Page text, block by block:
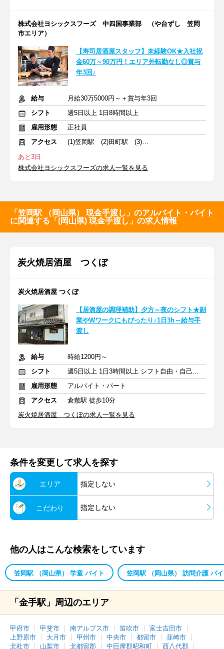
株式会社ヨシックスフーズ 中四国事業部 （や台ずし 笠岡
市エリア）
【寿司居酒屋スタッフ】未経験OK★入社祝
金60万～90万円！エリア外転勤なし◎賞与
年3回♪
給与
月給30万5000円～＋賞与年3回
シフト
週5日以上 1日8時間以上
雇用形態
正社員
アクセス
(1)笠岡駅 (2)田町駅 (3)倉敷駅
あと3日
株式会社ヨシックスフーズの求人一覧を見る
「笠岡駅 （岡山県） 現金手渡し」のアルバイト・バイト
に関連する「(岡山県) 現金手渡し」の求人情報
炭火焼居酒屋 つくぼ
炭火焼居酒屋 つくぼ
【居酒屋の調理補助】夕方～夜のシフト★副
業やWワークにもぴったり♪1日3h～給与手
渡し
給与
時給1200円～
シフト
週5日以上 1日3時間以上 シフト自由・自己申告
雇用形態
アルバイト・パート
アクセス
倉敷駅 徒歩10分
炭火焼居酒屋 つくぼの求人一覧を見る
条件を変更して求人を探す
エリア 指定しない
こだわり 指定しない
他の人はこんな検索をしています
笠岡駅 （岡山県） 学童 バイト 笠岡駅 （岡山県） 訪問介護 バ
「金手駅」周辺のエリア
甲府市 甲斐市 南アルプス市 笛吹市
富士吉田市
上野原市
大月市 甲州市 中央市 都留市
韮崎市
北杜市
山梨市 北都留郡 中巨摩郡昭和町 西八代郡